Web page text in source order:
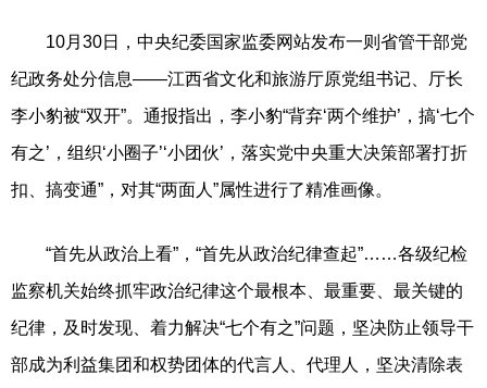
10月30日，中央纪委国家监委网站发布一则省管干部党
纪政务处分信息——江西省文化和旅游厅原党组书记、厅长
李小豹被“双开”。通报指出，李小豹“背弃‘两个维护’，搞‘七个
有之’，组织‘小圈子’‘小团伙’，落实党中央重大决策部署打折
扣、搞变通”，对其“两面人”属性进行了精准画像。
“首先从政治上看”，“首先从政治纪律查起”……各级纪检
监察机关始终抓牢政治纪律这个最根本、最重要、最关键的
纪律，及时发现、着力解决“七个有之”问题，坚决防止领导干
部成为利益集团和权势团体的代言人、代理人，坚决清除表